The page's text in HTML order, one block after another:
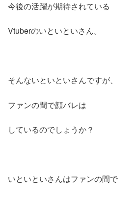
今後の活躍が期待されている
Vtuberのいといといさん。
そんないといといさんですが、
ファンの間で顔バレは
しているのでしょうか？
いといといさんはファンの間で